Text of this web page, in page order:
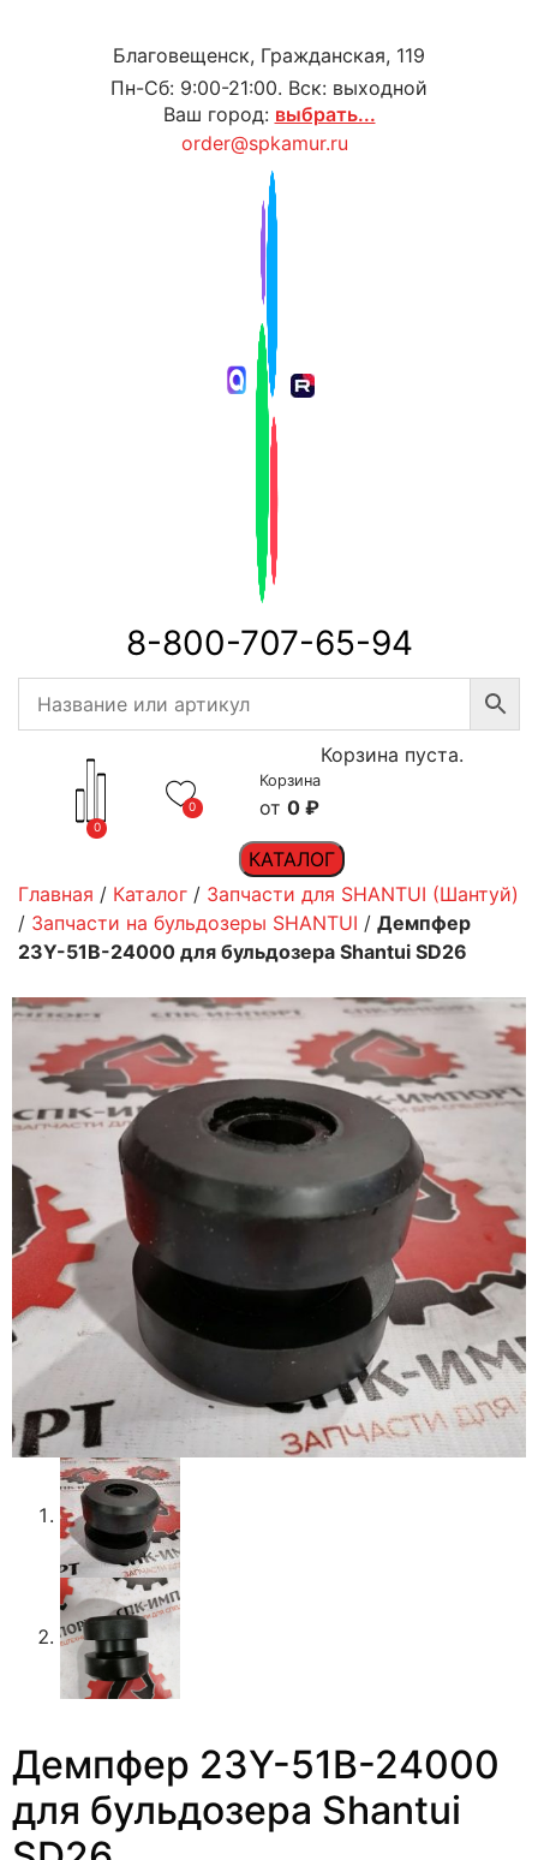
Благовещенск, Гражданская, 119
Пн-Сб: 9:00-21:00. Вск: выходной
Ваш город: выбрать...
order@spkamur.ru
8-800-707-65-94
0
0
Корзина
0 ₽
Корзина пуста.
КАТАЛОГ
Главная / Каталог / Запчасти для SHANTUI (Шантуй)
/ Запчасти на бульдозеры SHANTUI / Демпфер
23Y-51B-24000 для бульдозера Shantui SD26
Демпфер 23Y-51B-24000
для бульдозера Shantui